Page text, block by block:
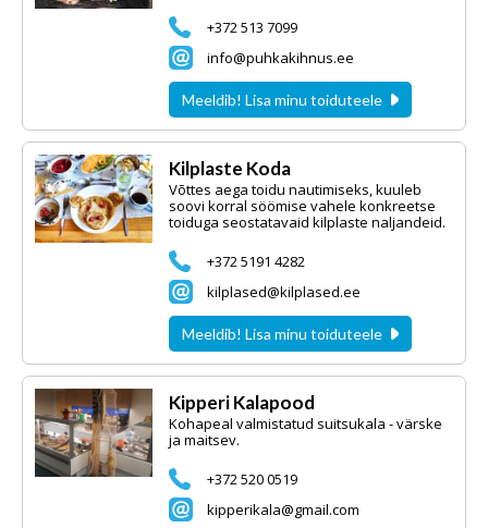
+372 513 7099
info@puhkakihnus.ee
Meeldib! Lisa minu toiduteele
Kilplaste Koda
Võttes aega toidu nautimiseks, kuuleb
soovi korral söömise vahele konkreetse
toiduga seostatavaid kilplaste naljandeid.
+372 5191 4282
kilplased@kilplased.ee
Meeldib! Lisa minu toiduteele
Kipperi Kalapood
Kohapeal valmistatud suitsukala - värske
ja maitsev.
+372 520 0519
kipperikala@gmail.com